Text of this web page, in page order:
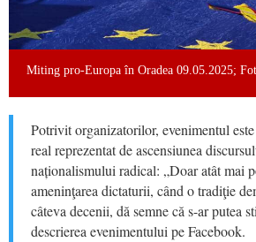
Miting pro-Europa în Oradea 09.05.2025;
Potrivit organizatorilor, evenimentul
real reprezentat de ascensiunea
naționalismului radical: „Doar atât mai
ameninţarea dictaturii, când o tradiţie
câteva decenii, dă semne că s-ar putea
descrierea evenimentului pe Facebook.